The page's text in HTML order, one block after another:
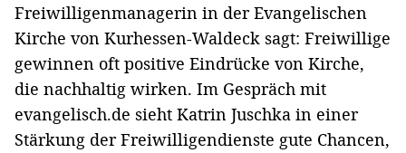
Freiwilligenmanagerin in der Evangelischen
Kirche von Kurhessen-Waldeck sagt: Freiwillige
gewinnen oft positive Eindrücke von Kirche,
die nachhaltig wirken. Im Gespräch mit
evangelisch.de sieht Katrin Juschka in einer
Stärkung der Freiwilligendienste gute Chancen,